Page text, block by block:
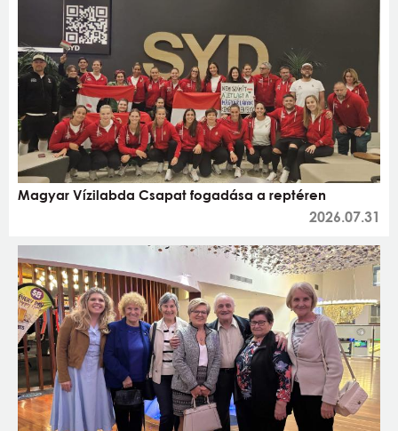
Magyar Vízilabda Csapat fogadása a reptéren
2026.07.31